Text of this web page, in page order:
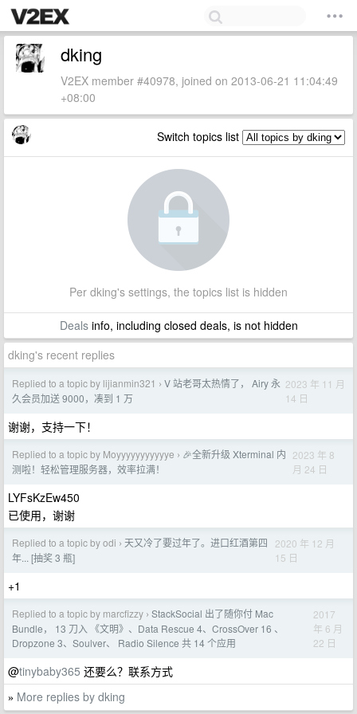
dking
V2EX member #40978, joined on 2013-06-21 11:04:49
+08:00
Switch topics list
Per dking's settings, the topics list is hidden
Dealsinfo, including closed deals, is not hidden
dking's recent replies
Replied to a topic by lijianmin321 › V 站老哥太热情了， Airy 永
久会员加送 9000，凑到 1 万
2023 年 11 月
14 日
谢谢，支持一下！
Replied to a topic by Moyyyyyyyyyyye › 🎉全新升级 Xterminal 内
测啦！轻松管理服务器，效率拉满！
2023 年 8
月 24 日
LYFsKzEw450
已使用，谢谢
Replied to a topic by odi › 天又冷了要过年了。进口红酒第四
年... [抽奖 3 瓶]
2020 年 12 月
15 日
+1
Replied to a topic by marcfizzy › StackSocial 出了随你付 Mac
Bundle， 13 刀入 《文明》、Data Rescue 4、CrossOver 16 、
Dropzone 3、Soulver、 Radio Silence 共 14 个应用
2017
年 6 月
22 日
@tinybaby365 还要么？联系方式
» More replies by dking